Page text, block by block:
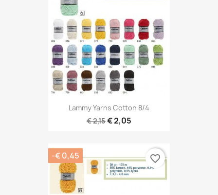
Lammy Yarns Cotton 8/4
€ 2,15€ 2,05
-€ 0,45 favorite_border